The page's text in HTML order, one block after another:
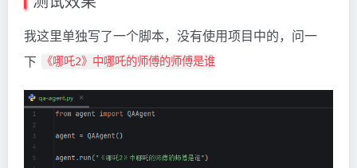
我这里单独写了一个脚本，没有使用项目中的，问一
下
《哪吒2》中哪吒的师傅的师傅是谁